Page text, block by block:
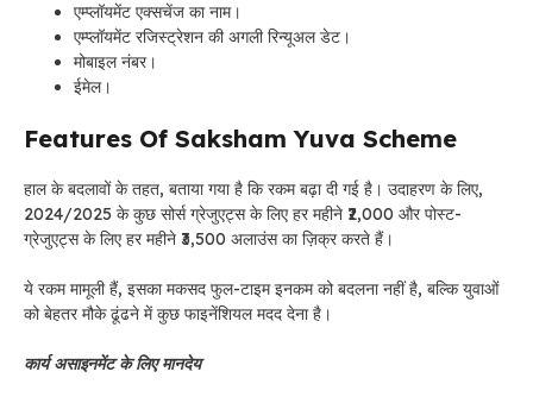
एम्प्लॉयमेंट एक्सचेंज का नाम।
एम्प्लॉयमेंट रजिस्ट्रेशन की अगली रिन्यूअल डेट।
मोबाइल नंबर।
ईमेल।
Features Of Saksham Yuva Scheme
हाल के बदलावों के तहत, बताया गया है कि रकम बढ़ा दी गई है। उदाहरण के लिए,
2024/2025 के कुछ सोर्स ग्रेजुएट्स के लिए हर महीने ₹2,000 और पोस्ट-
ग्रेजुएट्स के लिए हर महीने ₹3,500 अलाउंस का ज़िक्र करते हैं।
ये रकम मामूली हैं, इसका मकसद फुल-टाइम इनकम को बदलना नहीं है, बल्कि युवाओं
को बेहतर मौके ढूंढने में कुछ फाइनेंशियल मदद देना है।
कार्य असाइनमेंट के लिए मानदेय